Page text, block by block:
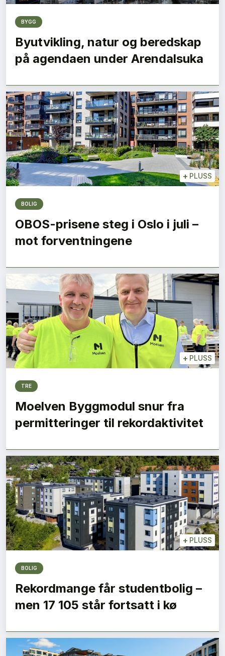
BYGG
Byutvikling, natur og beredskap
på agendaen under Arendalsuka
+ PLUSS
BOLIG
OBOS-prisene steg i Oslo i juli –
mot forventningene
+ PLUSS
TRE
Moelven Byggmodul snur fra
permitteringer til rekordaktivitet
+ PLUSS
BOLIG
Rekordmange får studentbolig –
men 17 105 står fortsatt i kø